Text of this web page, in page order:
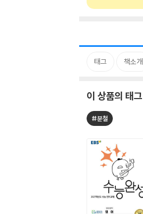
태그 책소개
이 상품의 태그
#분철